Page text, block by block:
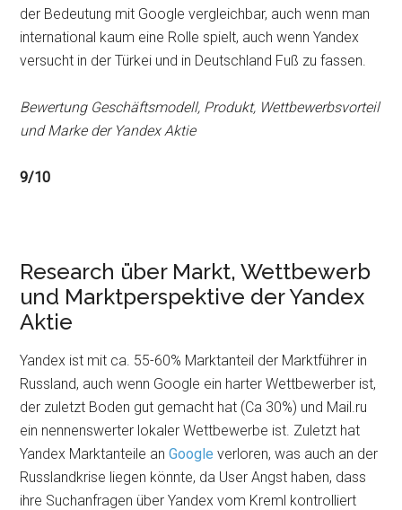
der Bedeutung mit Google vergleichbar, auch wenn man
international kaum eine Rolle spielt, auch wenn Yandex
versucht in der Türkei und in Deutschland Fuß zu fassen.
Bewertung Geschäftsmodell, Produkt, Wettbewerbsvorteil
und Marke der Yandex Aktie
9/10
Research über Markt, Wettbewerb
und Marktperspektive der Yandex
Aktie
Yandex ist mit ca. 55-60% Marktanteil der Marktführer in
Russland, auch wenn Google ein harter Wettbewerber ist,
der zuletzt Boden gut gemacht hat (Ca 30%) und Mail.ru
ein nennenswerter lokaler Wettbewerbe ist. Zuletzt hat
Yandex Marktanteile anGoogle verloren, was auch an der
Russlandkrise liegen könnte, da User Angst haben, dass
ihre Suchanfragen über Yandex vom Kreml kontrolliert